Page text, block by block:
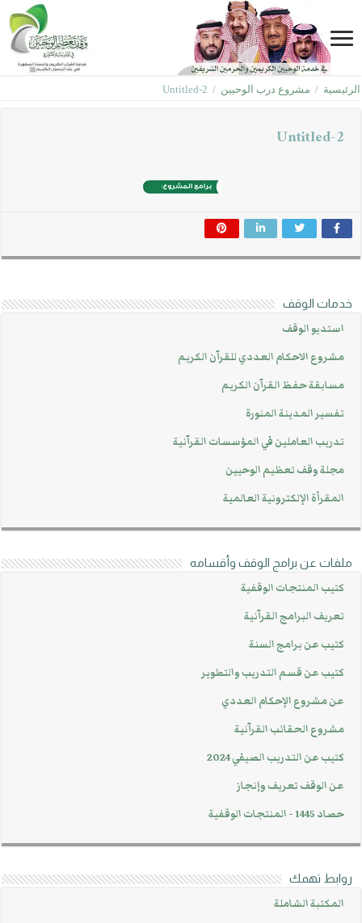
الرئيسية / مشروع درب الوحيين /
Untitled-2
Untitled-2
خدمات الوقف
استديو الوقف
مشروع الاحكام العددي للقرآن الكريم
مسابقة حفظ القرآن الكريم
تفسير المدينة المنورة
تدريب العاملين في المؤسسات القرآنية
مجلة وقف تعظيم الوحيين
المقرأة الإلكترونية العالمية
ملفات عن برامج الوقف وأقسامه
كتيب المنتجات الوقفية
تعريف البرامج القرآنية
كتيب عن برامج السنة
كتيب عن قسم التدريب والتطوير
عن مشروع الإحكام العددي
مشروع الحقائب القرآنية
كتيب عن التدريب الصيفي 2024
عن الوقف تعريف وإنجاز
حصاد 1445 - المنتجات الوقفية
روابط تهمك
المكتبة الشاملة